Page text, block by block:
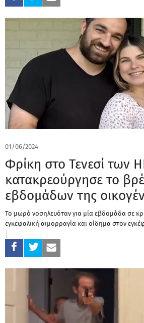
01/06/2024
Φρίκη στο Τενεσί των
κατακρεούργησε το
εβδομάδων της
Το μωρό νοσηλευόταν για μία εβδομάδα σε
εγκεφαλική αιμορραγία και οίδημα στον